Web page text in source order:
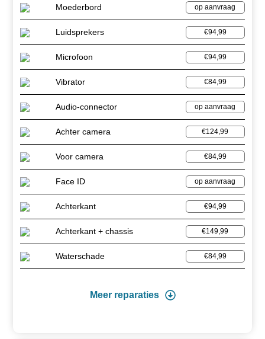
Moederbord op aanvraag
Luidsprekers €94,99
Microfoon €94,99
Vibrator €84,99
Audio-connector op aanvraag
Achter camera €124,99
Voor camera €84,99
Face ID op aanvraag
Achterkant €94,99
Achterkant + chassis €149,99
Waterschade €84,99
Meer reparaties